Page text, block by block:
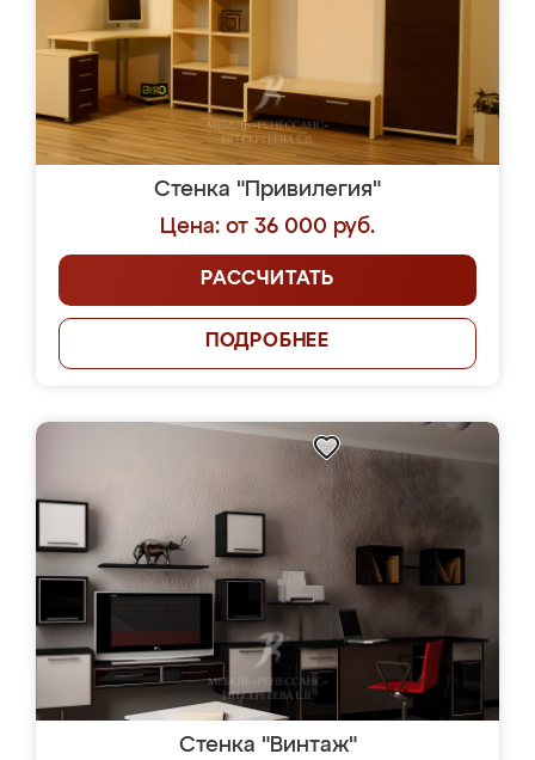
Стенка "Привилегия"
Цена: от 36 000 руб.
РАССЧИТАТЬ
ПОДРОБНЕЕ
Стенка "Винтаж"